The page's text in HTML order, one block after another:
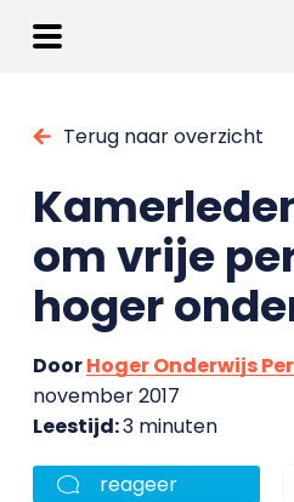
Terug naar overzicht
om vrije
hoger
DoorHoger Onderwijs
november 2017
Leestijd:3 minuten
reageer